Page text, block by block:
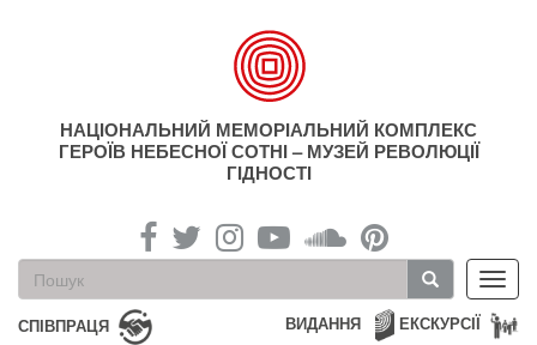
НАЦІОНАЛЬНИЙ МЕМОРІАЛЬНИЙ КОМПЛЕКС
ГЕРОЇВ НЕБЕСНОЇ СОТНІ – МУЗЕЙ РЕВОЛЮЦІЇ
ГІДНОСТІ
Пошукова
форма
Пошук
СПІВПРАЦЯ ЕКСКУРСІЇ
ВИДАННЯ